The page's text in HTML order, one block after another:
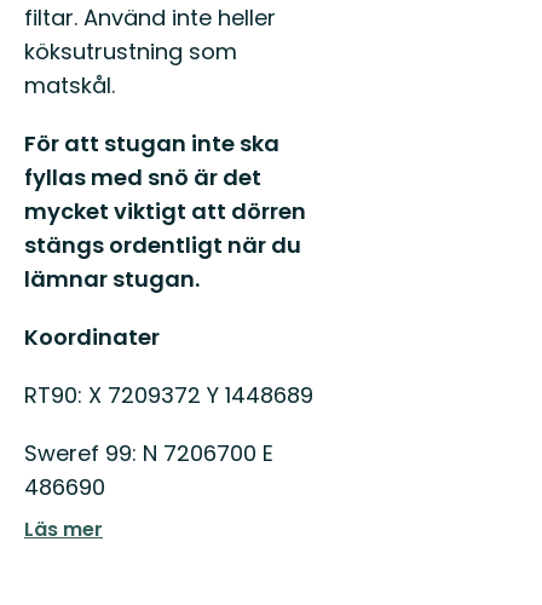
filtar. Använd inte heller
köksutrustning som
matskål.
För att stugan inte ska
fyllas med snö är det
mycket viktigt att dörren
stängs ordentligt när du
lämnar stugan.
Koordinater
RT90: X 7209372 Y 1448689
Sweref 99: N 7206700 E
486690
Läs mer